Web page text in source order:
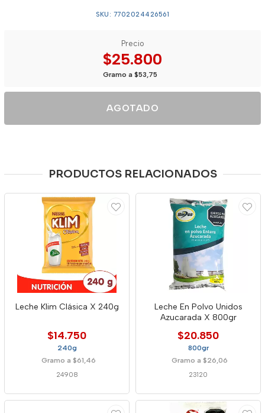
SKU: 7702024426561
Precio
$25.800
Gramo a $53,75
AGOTADO
PRODUCTOS RELACIONADOS
Leche Klim Clásica X 240g
$14.750
240g
Gramo a $61,46
24908
Leche En Polvo Unidos
Azucarada X 800gr
$20.850
800gr
Gramo a $26,06
23120